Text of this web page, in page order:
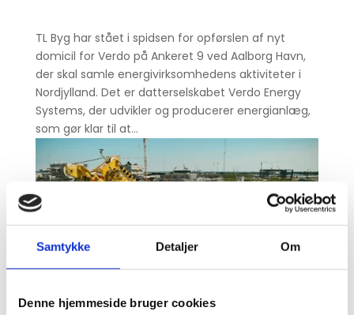
Samtykke Detaljer Om
Denne hjemmeside bruger cookies
afadmin|aug 15, 2024|Totalentreprise
TL Byg har stået i spidsen for opførslen af nyt
domicil for Verdo på Ankeret 9 ved Aalborg Havn,
der skal samle energivirksomhedens aktiviteter i
Nordjylland. Det er datterselskabet Verdo Energy
Systems, der udvikler og producerer energianlæg,
som gør klar til at...